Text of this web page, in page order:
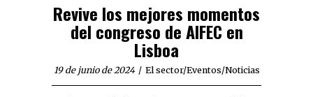
Revive los mejores momentos
del congreso de AIFEC en
Lisboa
19 de junio de 2024 El sector/Eventos/Noticias